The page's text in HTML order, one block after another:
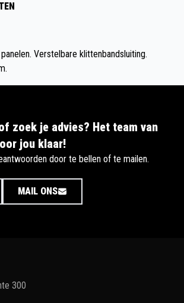
Verstelbare klittenbandsluiting.
zoek je advies? Het team van
jou klaar!
door te bellen of te mailen.
MAIL ONS
300